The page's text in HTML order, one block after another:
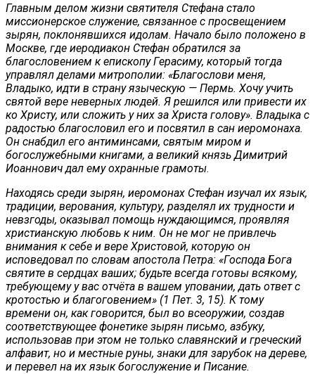
Главным делом жизни святителя Стефана стало
миссионерское служение, связанное с просвещением
зырян, поклонявшихся идолам. Начало было положено в
Москве, где иеродиакон Стефан обратился за
благословением к епископу Герасиму, который тогда
управлял делами митрополии: «Благослови меня,
Владыко, идти в страну языческую — Пермь. Хочу учить
святой вере неверных людей. Я решился или привести их
ко Христу, или сложить у них за Христа голову». Владыка с
радостью благословил его и посвятил в сан иеромонаха.
Он снабдил его антиминсами, святым миром и
богослужебными книгами, а великий князь Димитрий
Иоаннович дал ему охранные грамоты.
Находясь среди зырян, иеромонах Стефан изучал их язык,
традиции, верования, культуру, разделял их трудности и
невзгоды, оказывал помощь нуждающимся, проявляя
христианскую любовь к ним. Он не мог не привлечь
внимания к себе и вере Христовой, которую он
исповедовал по словам апостола Петра: «Господа Бога
святите в сердцах ваших; будьте всегда готовы всякому,
требующему у вас отчёта в вашем уповании, дать ответ с
кротостью и благоговением» (1 Пет. 3, 15). К тому
времени он, как говорится, был во всеоружии, создав
соответствующее фонетике зырян письмо, азбуку,
использовав при этом не только славянский и греческий
алфавит, но и местные руны, знаки для зарубок на дереве,
и перевел на их язык богослужение и Писание.